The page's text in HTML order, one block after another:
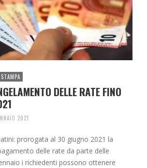
DELLE RATE FINO
2021
prorogata al 30 giugno 2021 la
delle rate da parte delle
i richiedenti possono ottenere